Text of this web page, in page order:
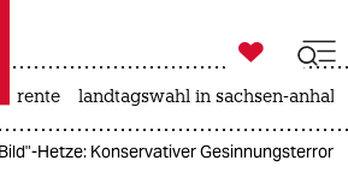
taz zahl ich
zahl ich

taz zahl ich
rente landtagswahl in sachsen-anhalt
Hetze: Konservativer Gesinnungsterror